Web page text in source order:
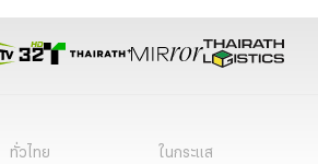
ทั่วไทย
ในกระแส